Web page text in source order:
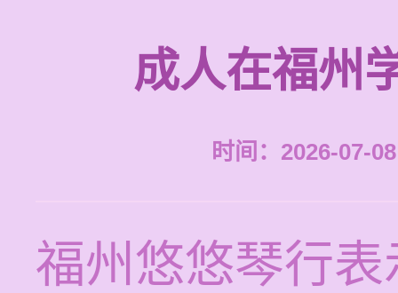
成人在福州
时间：2026-07-
福州悠悠琴行